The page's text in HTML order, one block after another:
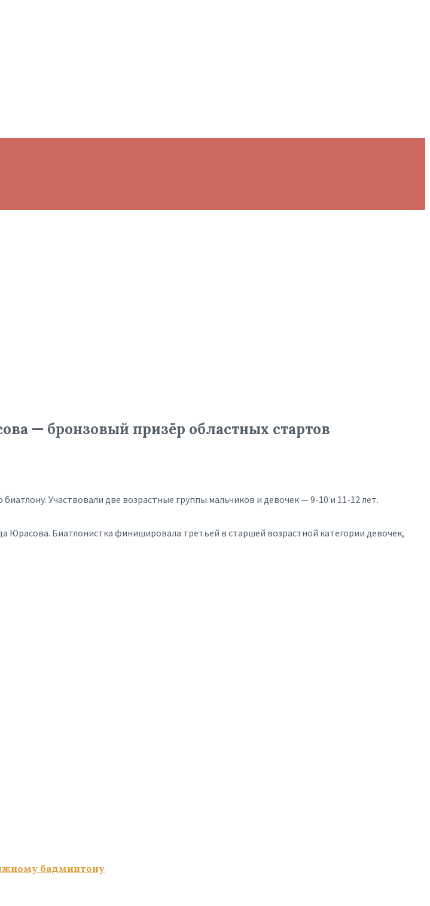
— бронзовый призёр областных стартов
Участвовали две возрастные группы мальчиков и девочек — 9-10 и 11-12 лет.
Биатлонистка финишировала третьей в старшей возрастной категории девочек,
бадминтону